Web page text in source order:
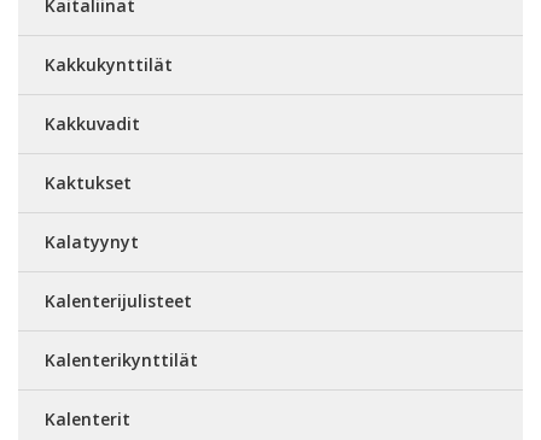
Kaitaliinat
Kakkukynttilät
Kakkuvadit
Kaktukset
Kalatyynyt
Kalenterijulisteet
Kalenterikynttilät
Kalenterit